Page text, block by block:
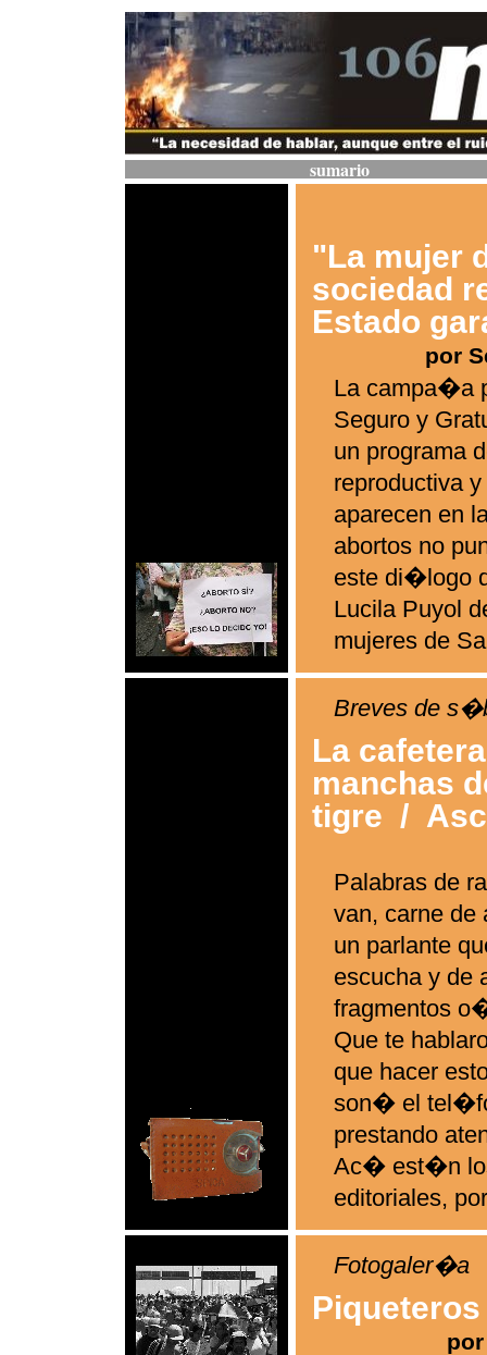
sumario
"La mujer
sociedad
Estado
por
La campa�a
Seguro y
un programa
reproductiva
aparecen en
abortos no
este di�logo
Lucila Puyol
mujeres de
Breves de
La cafetera
manchas
tigre /
Palabras de
van, carne de
un parlante
escucha y de
fragmentos
Que te
que hacer
son� el
prestando
Ac� est�n
editoriales,
Fotogaler�a
Piqueteros